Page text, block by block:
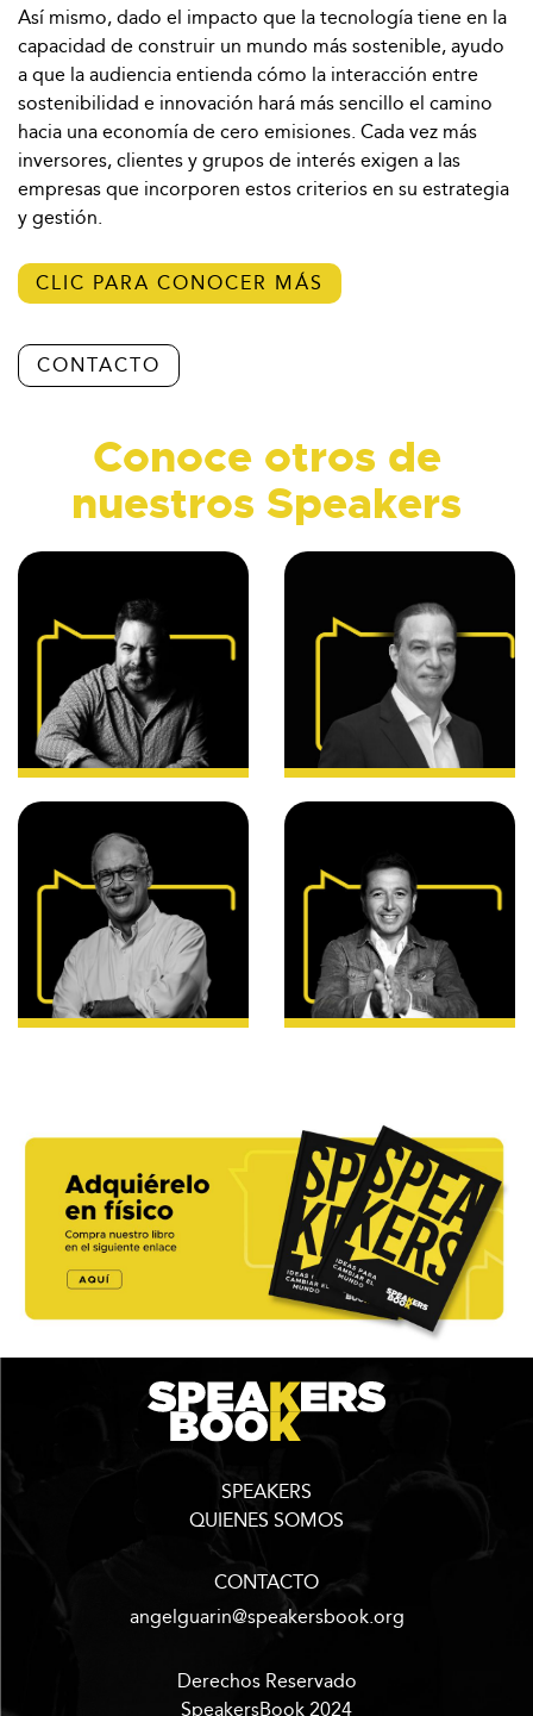
Así mismo, dado el impacto que la tecnología tiene en la
capacidad de construir un mundo más sostenible, ayudo
a que la audiencia entienda cómo la interacción entre
sostenibilidad e innovación hará más sencillo el camino
hacia una economía de cero emisiones. Cada vez más
inversores, clientes y grupos de interés exigen a las
empresas que incorporen estos criterios en su estrategia
y gestión.
CLIC PARA CONOCER MÁS
CONTACTO
Conoce otros de
nuestros Speakers
SPEAKERS
QUIENES SOMOS
CONTACTO
angelguarin@speakersbook.org
Derechos Reservado
SpeakersBook 2024